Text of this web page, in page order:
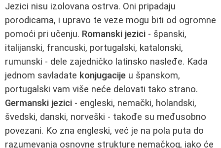
Jezici nisu izolovana ostrva. Oni pripadaju
porodicama, i upravo te veze mogu biti od ogromne
pomoći pri učenju. Romanski jezici - španski,
italijanski, francuski, portugalski, katalonski,
rumunski - dele zajedničko latinsko nasleđe. Kada
jednom savladate konjugacije u španskom,
portugalski vam više neće delovati tako strano.
Germanski jezici - engleski, nemački, holandski,
švedski, danski, norveški - takođe su međusobno
povezani. Ko zna engleski, već je na pola puta do
razumevanja osnovne strukture nemačkog, iako će